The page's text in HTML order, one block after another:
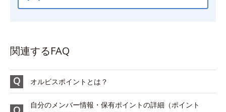
関連するFAQ
オルビスポイントとは？
自分のメンバー情報・保有ポイントの詳細（ポイント